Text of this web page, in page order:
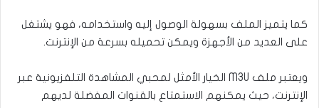
كما يتميز الملف بسهولة الوصول إليه واستخدامه، فهو يشتغل
على العديد من الأجهزة ويمكن تحميله بسرعة من الإنترنت.
ويعتبر ملف M3U الخيار الأمثل لمحبي المشاهدة التلفزيونية عبر
الإنترنت، حيث يمكنهم الاستمتاع بالقنوات المفضلة لديهم